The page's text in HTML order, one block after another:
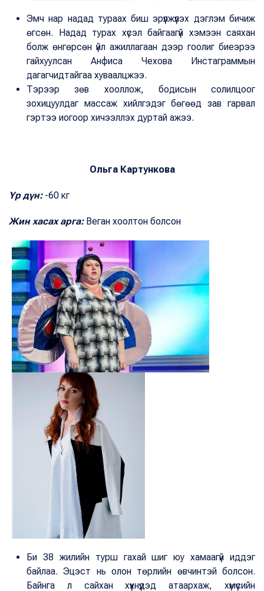
Эмч нар надад тураах биш эрүүлжүүлэх дэглэм бичиж
өгсөн. Надад турах хүсэл байгаагүй хэмээн саяхан
болж өнгөрсөн үйл ажиллагаан дээр гоолиг биеэрээ
гайхуулсан Анфиса Чехова Инстаграммын
дагагчидтайгаа хуваалцжээ.
Тэрээр зөв хооллож, бодисын солилцоог
зохицуулдаг массаж хийлгэдэг бөгөөд зав гарвал
гэртээ иогоор хичээллэх дуртай ажээ.
Ольга Картункова
Үр дүн:-60 кг
Жин хасах арга: Веган хоолтон болсон
Би 38 жилийн турш гахай шиг юу хамаагүй иддэг
байлаа. Эцэст нь олон төрлийн өвчинтэй болсон.
Байнга л сайхан хүүхнүүдэд атаархаж, хүмүүсийн